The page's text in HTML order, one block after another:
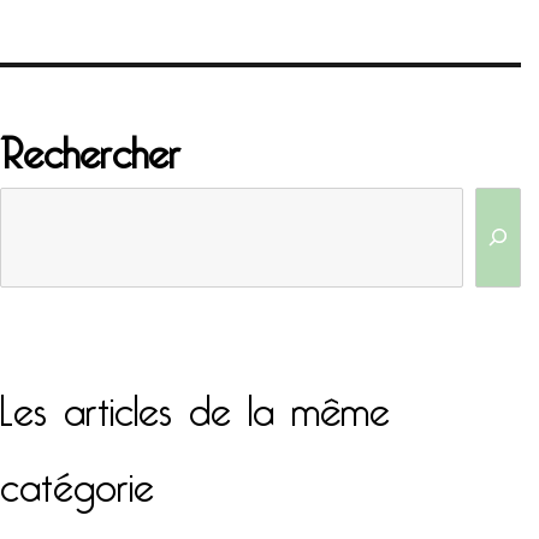
Rechercher
Les articles de la même
catégorie